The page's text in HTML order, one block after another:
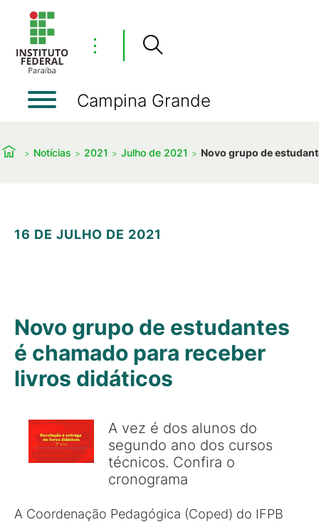
⋮
Campina Grande
Notícias 2021 Julho de 2021 Novo grupo de
16 DE JULHO DE 2021
Novo grupo de estudantes
é chamado para receber
livros didáticos
A vez é dos alunos do
segundo ano dos cursos
técnicos. Confira o
cronograma
A Coordenação Pedagógica (Coped) do IFPB